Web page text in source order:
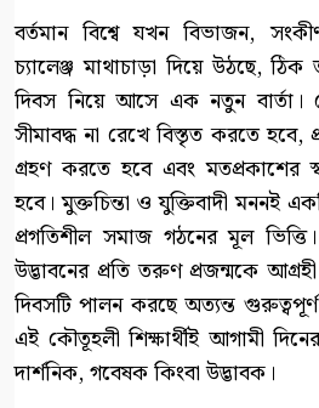
বর্তমান বিশ্বে যখন বিভাজন,
চ্যালেঞ্জ মাথাচাড়া দিয়ে উঠছে,
দিবস নিয়ে আসে এক নতুন বার্তা।
সীমাবদ্ধ না রেখে বিস্তৃত করতে হবে,
গ্রহণ করতে হবে এবং মতপ্রকাশের
হবে। মুক্তচিন্তা ও যুক্তিবাদী মননই
প্রগতিশীল সমাজ গঠনের মূল
উদ্ভাবনের প্রতি তরুণ প্রজন্মকে
দিবসটি পালন করছে অত্যন্ত
এই কৌতূহলী শিক্ষার্থীই আগামী
দার্শনিক, গবেষক কিংবা উদ্ভাবক।